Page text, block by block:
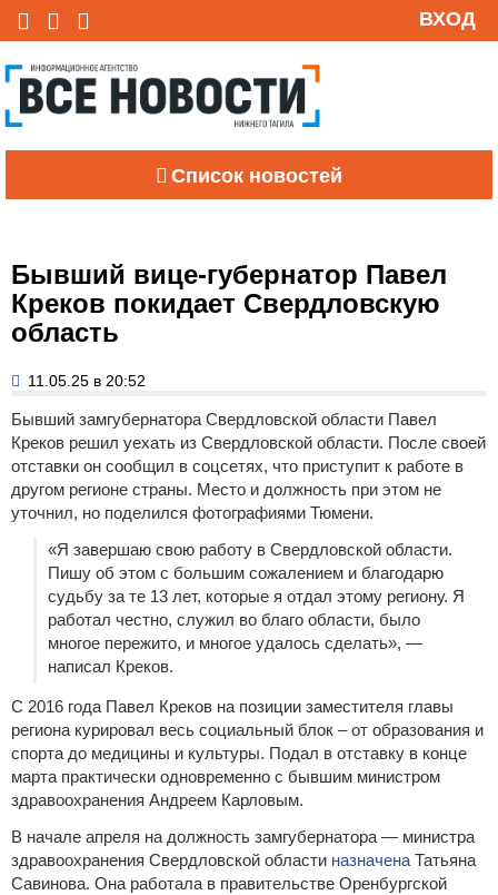
ВХОД
Список новостей
Бывший вице-губернатор Павел
Креков покидает Свердловскую
область
11.05.25 в 20:52
Бывший замгубернатора Свердловской области Павел
Креков решил уехать из Свердловской области. После своей
отставки он сообщил в соцсетях, что приступит к работе в
другом регионе страны. Место и должность при этом не
уточнил, но поделился фотографиями Тюмени.
«Я завершаю свою работу в Свердловской области.
Пишу об этом с большим сожалением и благодарю
судьбу за те 13 лет, которые я отдал этому региону. Я
работал честно, служил во благо области, было
многое пережито, и многое удалось сделать», —
написал Креков.
С 2016 года Павел Креков на позиции заместителя главы
региона курировал весь социальный блок – от образования и
спорта до медицины и культуры. Подал в отставку в конце
марта практически одновременно с бывшим министром
здравоохранения Андреем Карловым.
В начале апреля на должность замгубернатора — министра
здравоохранения Свердловской области назначена Татьяна
Савинова. Она работала в правительстве Оренбургской